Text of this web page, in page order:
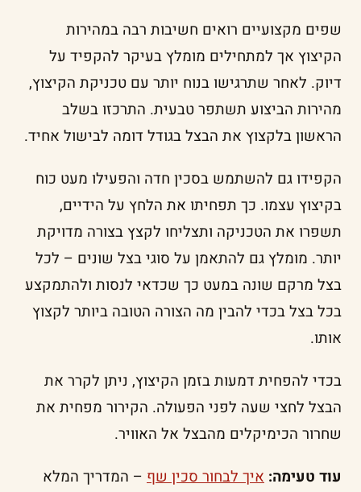
שפים מקצועיים רואים חשיבות רבה במהירות
הקיצוץ אך למתחילים מומלץ בעיקר להקפיד על
דיוק. לאחר שתרגישו בנוח יותר עם טכניקת הקיצוץ,
מהירות הביצוע תשתפר טבעית. התרכזו בשלב
הראשון בלקצוץ את הבצל בגודל דומה לבישול אחיד.
הקפידו גם להשתמש בסכין חדה והפעילו מעט כוח
בקיצוץ עצמו. כך תפחיתו את הלחץ על הידיים,
תשפרו את הטכניקה ותצליחו לקצץ בצורה מדויקת
יותר. מומלץ גם להתאמן על סוגי בצל שונים – לכל
בצל מרקם שונה במעט כך שכדאי לנסות ולהתמקצע
בכל בצל בכדי להבין מה הצורה הטובה ביותר לקצוץ
אותו.
בכדי להפחית דמעות בזמן הקיצוץ, ניתן לקרר את
הבצל לחצי שעה לפני הפעולה. הקירור מפחית את
שחרור הכימיקלים מהבצל אל האוויר.
עוד טעימה: איך לבחור סכין שף – המדריך המלא